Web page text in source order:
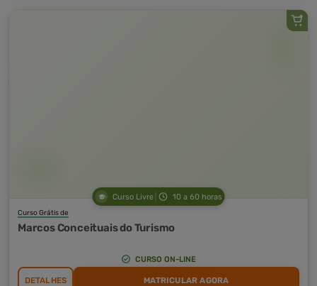
Curso Livre 10 a 60 horas
Curso Grátis de
Marcos Conceituais do Turismo
CURSO ON-LINE
DETALHES MATRICULAR AGORA